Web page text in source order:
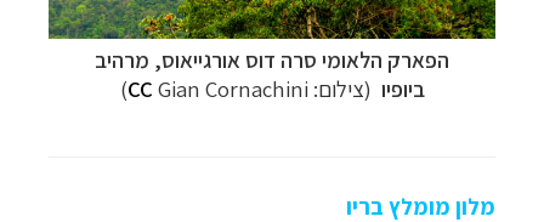
הפארק הלאומי סרה דוס אורגייאוס, מרהיב
ביופיו (צילום: CC Gian Cornachini)
מלון מומלץ בריו